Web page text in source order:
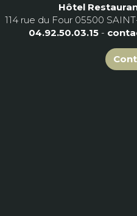
Hôtel
114 rue du Four 05500
04.92.50.03.15 -